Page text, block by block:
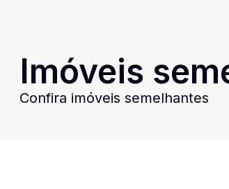
Imóveis
Confira imóveis semelhantes